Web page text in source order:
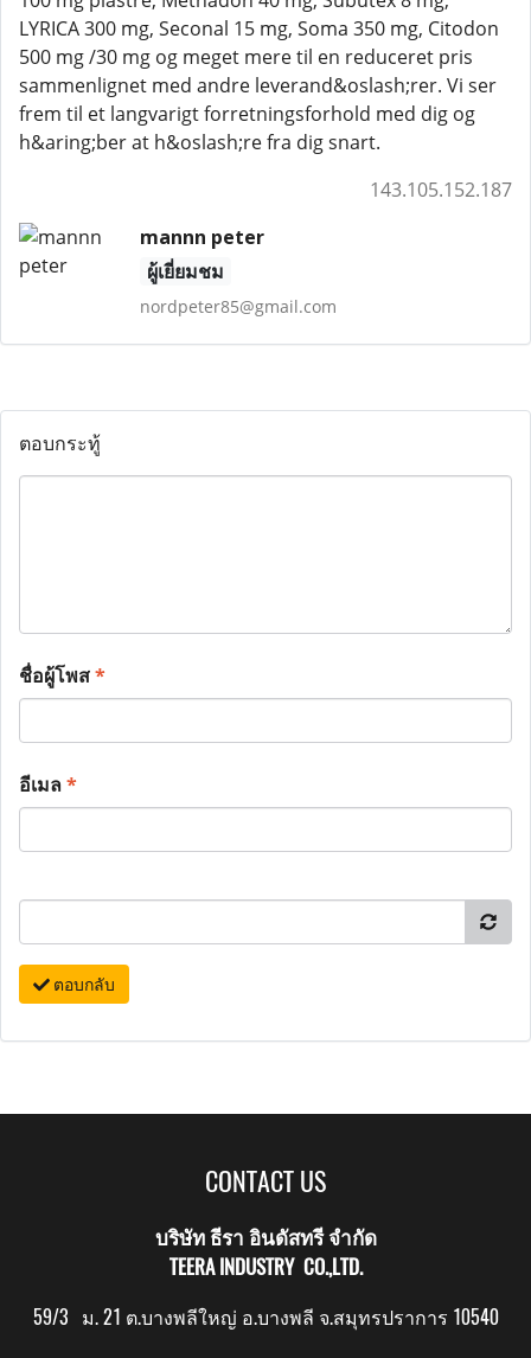
LYRICA 300 mg, Seconal 15 mg, Soma 350 mg, Citodon
500 mg /30 mg og meget mere til en reduceret pris
sammenlignet med andre leverand&oslash;rer. Vi ser
frem til et langvarigt forretningsforhold med dig og
h&aring;ber at h&oslash;re fra dig snart.
143.105.152.187
mannn peter
ผู้เยี่ยมชม
nordpeter85@gmail.com
ตอบกระทู้
ชื่อผู้โพส*
อีเมล*
ตอบกลับ
CONTACT US
บริษัท ธีรา อินดัสทรี จำกัด
TEERA INDUSTRY CO.,LTD.
59/3 ม. 21 ต.บางพลีใหญ่ อ.บางพลี จ.สมุทรปราการ 10540